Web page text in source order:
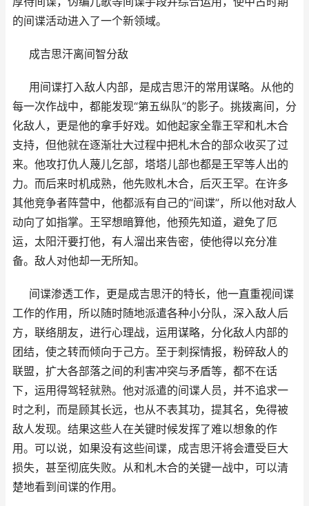
的间谍活动进入了一个新领域。
成吉思汗离间智分敌
用间谍打入敌人内部，是成吉思汗的常用谋略。从他的
每一次作战中，都能发现“第五纵队”的影子。挑拨离间，分
化敌人，更是他的拿手好戏。如他起家全靠王罕和札木合
支持，但他就在逐渐壮大过程中把札木合的部众收买了过
来。他攻打仇人蔑儿乞部，塔塔儿部也都是王罕等人出的
力。而后来时机成熟，他先败札木合，后灭王罕。在许多
其他竞争者阵营中，他都派有自己的“间谍”，所以他对敌人
动向了如指掌。王罕想暗算他，他预先知道，避免了厄
运，太阳汗要打他，有人溜出来告密，使他得以充分准
备。敌人对他却一无所知。
间谍渗透工作，更是成吉思汗的特长，他一直重视间谍
工作的作用，所以随时随地派遣各种小分队，深入敌人后
方，联络朋友，进行心理战，运用谋略，分化敌人内部的
团结，使之转而倾向于己方。至于刺探情报，粉碎敌人的
联盟，扩大各部落之间的利害冲突与矛盾等，都不在话
下，运用得驾轻就熟。他对派遣的间谍人员，并不追求一
时之利，而是顾其长远，也从不表其功，提其名，免得被
敌人发现。结果这些人在关键时候发挥了难以想象的作
用。可以说，如果没有这些间谍，成吉思汗将会遭受巨大
损失，甚至彻底失败。从和札木合的关键一战中，可以清
楚地看到间谍的作用。